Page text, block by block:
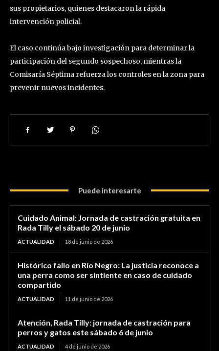
sus propietarios, quienes destacaron la rápida
intervención policial.
El caso continúa bajo investigación para determinar la
participación del segundo sospechoso, mientras la
Comisaría Séptima refuerza los controles en la zona para
prevenir nuevos incidentes.
Puede interesarte
Cuidado Animal: Jornada de castración gratuita en
Rada Tilly el sábado 20 de junio
ACTUALIDAD 18 de junio de 2026
Histórico fallo en Río Negro: La justicia reconoce a
una perra como ser sintiente en caso de cuidado
compartido
ACTUALIDAD 11 de junio de 2026
Atención, Rada Tilly: jornada de castración para
perros y gatos este sábado 6 de junio
ACTUALIDAD 4 de junio de 2026